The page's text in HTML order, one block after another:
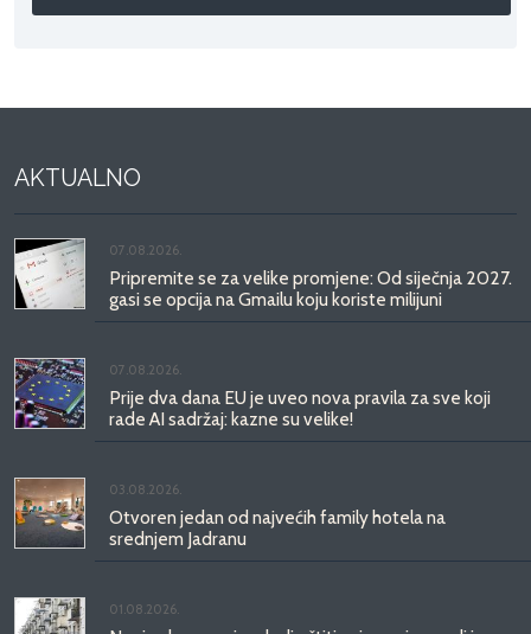
AKTUALNO
07.08.2026.
Pripremite se za velike promjene: Od siječnja 2027.
gasi se opcija na Gmailu koju koriste milijuni
07.08.2026.
Prije dva dana EU je uveo nova pravila za sve koji
rade AI sadržaj: kazne su velike!
03.08.2026.
Otvoren jedan od najvećih family hotela na
srednjem Jadranu
01.08.2026.